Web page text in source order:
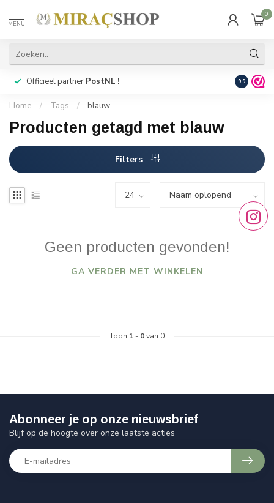
MENU
0
Officieel partner PostNL ! Snelle
9.9
Home / Tags / blauw
Producten getagd met blauw
Filters
Geen producten gevonden!
GA VERDER MET WINKELEN
Toon 1 - 0van 0
Abonneer je op onze nieuwsbrief
Blijf op de hoogte over onze laatste acties